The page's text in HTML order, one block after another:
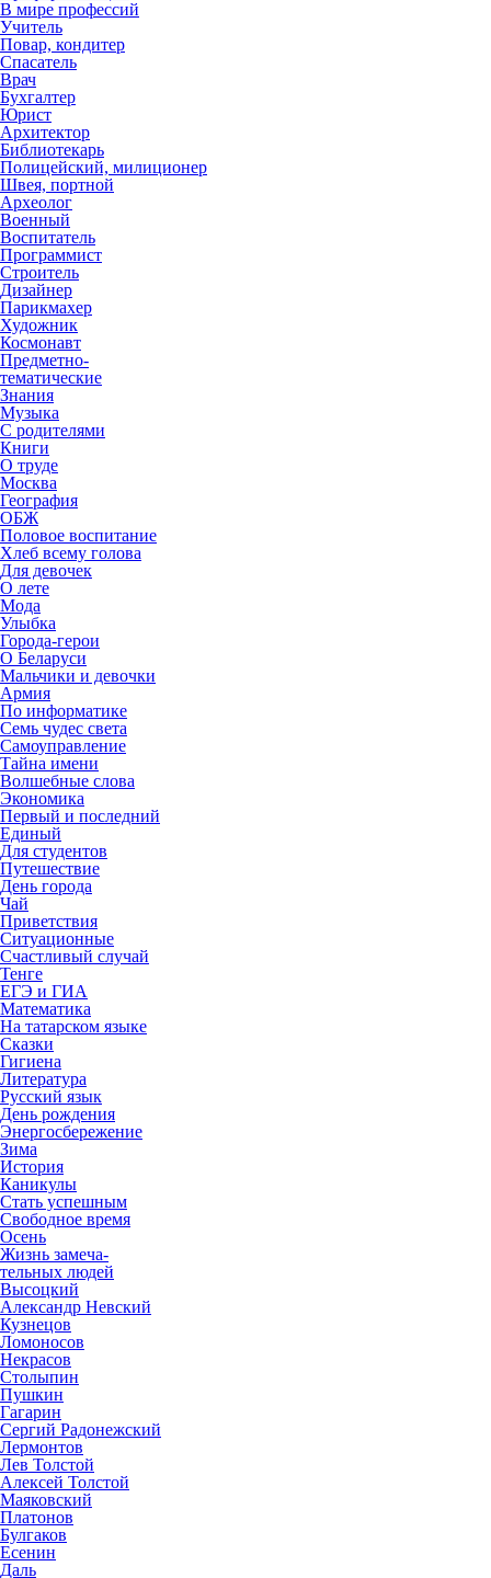
В мире профессий
Учитель
Повар, кондитер
Спасатель
Врач
Бухгалтер
Юрист
Архитектор
Библиотекарь
Полицейский, милиционер
Швея, портной
Археолог
Военный
Воспитатель
Программист
Строитель
Дизайнер
Парикмахер
Художник
Космонавт
Предметно-
тематические
Знания
Музыка
С родителями
Книги
О труде
Москва
География
ОБЖ
Половое воспитание
Хлеб всему голова
Для девочек
О лете
Мода
Улыбка
Города-герои
О Беларуси
Мальчики и девочки
Армия
По информатике
Семь чудес света
Самоуправление
Тайна имени
Волшебные слова
Экономика
Первый и последний
Единый
Для студентов
Путешествие
День города
Чай
Приветствия
Ситуационные
Счастливый случай
Тенге
ЕГЭ и ГИА
Математика
На татарском языке
Сказки
Гигиена
Литература
Русский язык
День рождения
Энергосбережение
Зима
История
Каникулы
Стать успешным
Свободное время
Осень
Жизнь замеча-
тельных людей
Высоцкий
Александр Невский
Кузнецов
Ломоносов
Некрасов
Столыпин
Пушкин
Гагарин
Сергий Радонежский
Лермонтов
Лев Толстой
Алексей Толстой
Маяковский
Платонов
Булгаков
Есенин
Даль